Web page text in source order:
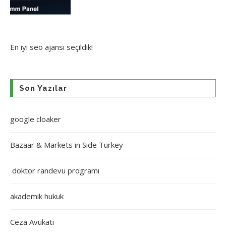
En iyi seo ajansı seçildik!
Son Yazılar
google cloaker
Bazaar & Markets in Side Turkey
doktor randevu programı
akademik hukuk
Ceza Avukatı